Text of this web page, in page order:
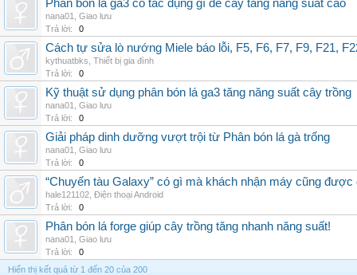
Phân bón lá ga3 có tác dụng gì để cây tăng năng suất cao
nana01
Giao lưu
Trả lời:
0
Cách tự sửa lò nướng Miele báo lỗi, F5, F6, F7, F9, F21,
kythuatbks Thiết bị gia đình
Trả lời:
0
Kỹ thuật sử dụng phân bón lá ga3 tăng năng suất cây trồng
nana01
Giao lưu
Trả lời:
0
Giải pháp dinh dưỡng vượt trội từ Phân bón lá gà trống
nana01
Giao lưu
Trả lời:
0
“Chuyến tàu Galaxy” có gì mà khách nhận máy cũng được
hale121102 Điện thoại Android
Trả lời:
0
Phân bón lá forge giúp cây trồng tăng nhanh năng suất!
nana01
Giao lưu
Trả lời:
0
Hiển thị kết quả từ 1 đến 20 của 200